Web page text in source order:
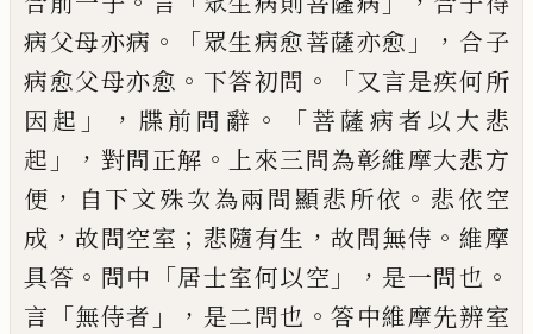
病父母亦病 。「眾生病愈菩薩亦愈 」， 合子
病愈父母亦愈 。 下答初問 。「又言是疾何所
因起 」， 牒前問辭 。「菩薩病者以大悲
起 」， 對問正解 。 上來三問為彰維摩大悲方
便 ， 自下文殊次為兩問顯悲所依 。 悲依空
成 ，故問空室 ； 悲隨有生 ，故問無侍 。維摩
具答 。 問中 「居士室何以空 」， 是一問也 。
言 「無侍者 」， 是二問也 。答中維摩先辨室